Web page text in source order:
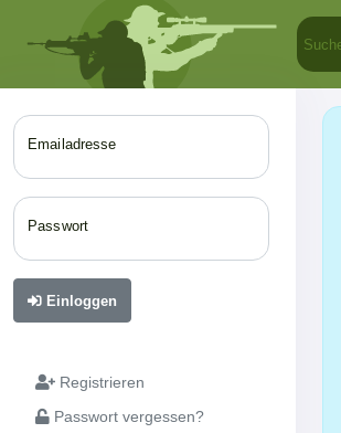
Emailadresse
Passwort
Einloggen
Registrieren
Passwort vergessen?